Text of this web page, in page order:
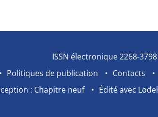
ISSN électronique 2268-3798
Politiques de publication Contacts
: Chapitre neuf
Édité avec Lodel